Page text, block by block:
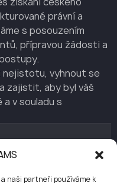
naši partneři používáme k
právní a
s posouzením
přípravou žádosti a
nejistotu, vyhnout se
zajistit, aby byl váš
v souladu s